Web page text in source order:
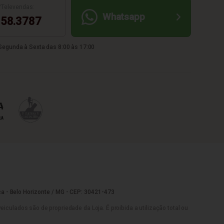
Whatsapp
à Sexta das 8:00 às 17:00
- Belo Horizonte / MG - CEP: 30421-473